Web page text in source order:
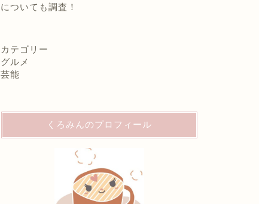
についても調査！
カテゴリー
グルメ
芸能
くろみんのプロフィール